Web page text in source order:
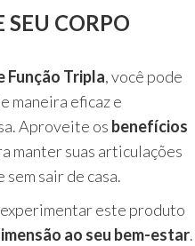
CORPO
Função Tripla, você pode
maneira eficaz e
Aproveite os benefícios
manter suas articulações
sem sair de casa.
este produto
ao seu bem-estar.